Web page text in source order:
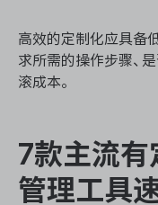
高效的定制化应具备
求所需的操作步骤、
滚成本。
7款主流有
管理工具